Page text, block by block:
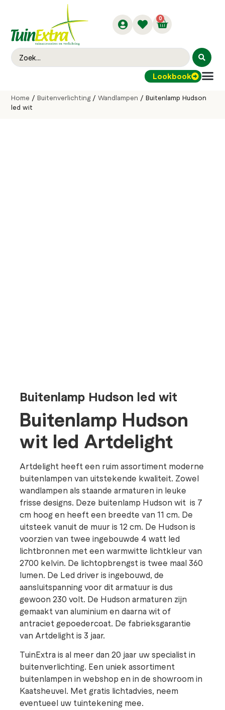
0
Lookbook
Home /Buitenverlichting/Wandlampen / Buitenlamp Hudson
led wit
Buitenlamp Hudson led wit
Buitenlamp Hudson
wit led Artdelight
Artdelight heeft een ruim assortiment moderne
buitenlampen van uitstekende kwaliteit. Zowel
wandlampen als staande armaturen in leuke
frisse designs. Deze buitenlamp Hudson wit is 7
cm hoog en heeft een breedte van 11 cm. De
uitsteek vanuit de muur is 12 cm. De Hudson is
voorzien van twee ingebouwde 4 watt led
lichtbronnen met een warmwitte lichtkleur van
2700 kelvin. De lichtopbrengst is twee maal 360
lumen. De Led driver is ingebouwd, de
aansluitspanning voor dit armatuur is dus
gewoon 230 volt. De Hudson armaturen zijn
gemaakt van aluminium en daarna wit of
antraciet gepoedercoat. De fabrieksgarantie
van Artdelight is 3 jaar.
TuinExtra is al meer dan 20 jaar uw specialist in
buitenverlichting. Een uniek assortiment
buitenlampen in webshop en in de showroom in
Kaatsheuvel. Met gratis lichtadvies, neem
eventueel uw tuintekening mee.